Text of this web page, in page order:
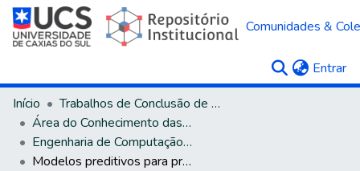
Comunidades &
Entrar
Início
Trabalhos de Conclusão de Curso
Área do Conhecimento das Engenharias
Engenharia de Computação - Bacharelado
Modelos preditivos para previsão de crises financeiras